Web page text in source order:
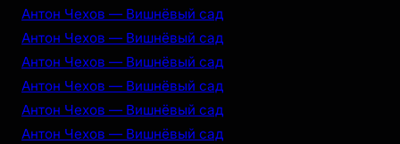
Антон Чехов — Вишнёвый сад
Антон Чехов — Вишнёвый сад
Антон Чехов — Вишнёвый сад
Антон Чехов — Вишнёвый сад
Антон Чехов — Вишнёвый сад
Антон Чехов — Вишнёвый сад